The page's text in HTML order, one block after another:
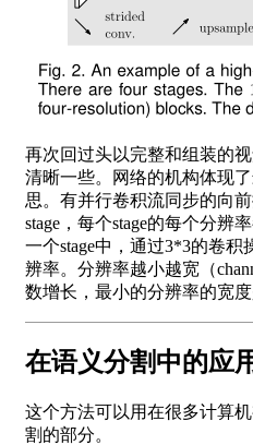
再次回过头以完整和组装的
清晰一些。网络的机构体现
思。有并行卷积流同步的向
stage，每个stage的每个分辨
一个stage中，通过3*3的卷
辨率。分辨率越小越宽（
数增长，最小的分辨率的宽度
在语义分割中的应
这个方法可以用在很多计算
割的部分。